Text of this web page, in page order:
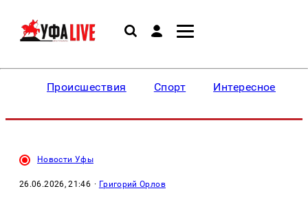
Происшествия Спорт Интересное
Новости Уфы
26.06.2026, 21:46 · Григорий Орлов